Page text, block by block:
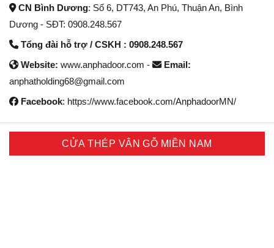
CN Bình Dương: Số 6, DT743, An Phú, Thuận An, Bình
Dương - SĐT: 0908.248.567
Tổng đài hỗ trợ / CSKH : 0908.248.567
Website: www.anphadoor.com -
Email:
anphatholding68@gmail.com
Facebook: https://www.facebook.com/AnphadoorMN/
CỬA THÉP VÂN GỖ MIỀN NAM